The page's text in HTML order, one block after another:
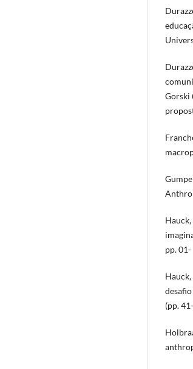
Gorski
pp. 01-
(pp.